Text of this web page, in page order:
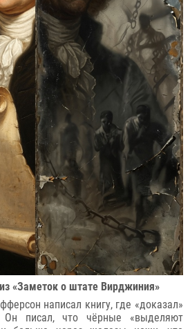
«Заметок о штате Вирджиния»
написал книгу, где «доказал»
Он писал, что чёрные «выделяют